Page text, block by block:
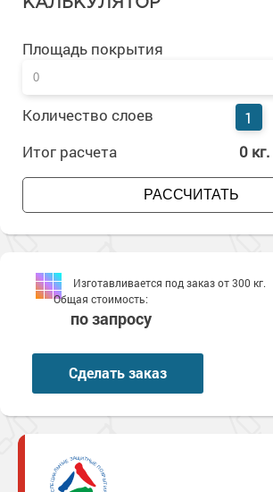
Сопутствующие товары
Морозостойкие краски для металла
Сопутствующие товары
КАЛЬКУЛЯТОР
Площадь покрытия
Количество слоев
1
Итог расчета
0 кг.
РАССЧИТАТЬ
Изготавливается под заказ от 300 кг.
Общая стоимость:
по запросу
Сделать заказ